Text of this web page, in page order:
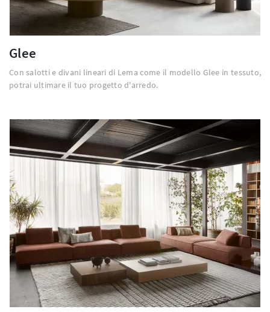
Glee
Con salotti e divani lineari di Lema come il modello Glee in tessuto,
potrai ultimare il tuo progetto d'arredo.